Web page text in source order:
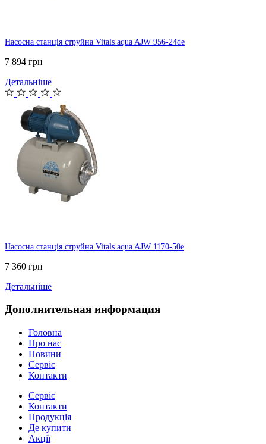
Насосна станція струйна Vitals aqua AJW 956-24de
7 894 грн
Детальніше
Насосна станція струйна Vitals aqua AJW 1170-50e
7 360 грн
Детальніше
Дополнительная информация
Головна
Про нас
Новини
Сервіс
Контакти
Сервіс
Контакти
Продукція
Де купити
Акції